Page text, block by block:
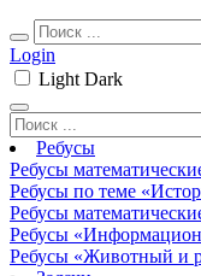
Login
Light Dark
Ребусы
Ребусы
Ребусы по теме
Ребусы
Ребусы
Ребусы «Животный и